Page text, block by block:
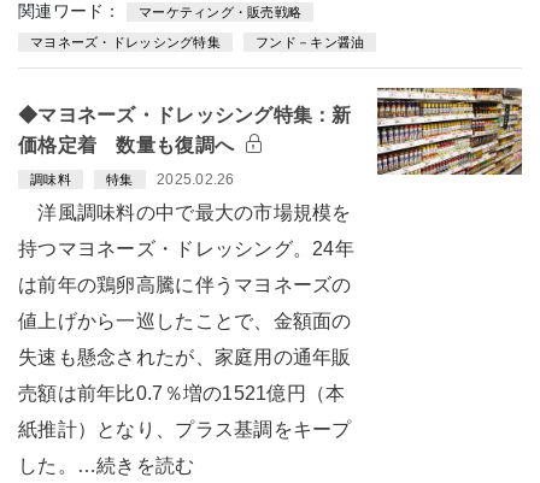
関連ワード： マーケティング・販売戦略
マヨネーズ・ドレッシング特集 フンド－キン醤油
◆マヨネーズ・ドレッシング特集：新
価格定着 数量も復調へ
調味料 特集 2025.02.26
洋風調味料の中で最大の市場規模を
持つマヨネーズ・ドレッシング。24年
は前年の鶏卵高騰に伴うマヨネーズの
値上げから一巡したことで、金額面の
失速も懸念されたが、家庭用の通年販
売額は前年比0.7％増の1521億円（本
紙推計）となり、プラス基調をキープ
した。…続きを読む